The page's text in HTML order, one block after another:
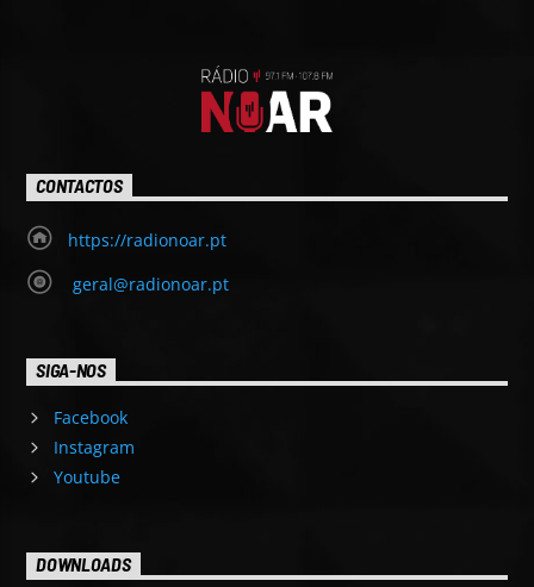
CONTACTOS
https://radionoar.pt
geral@radionoar.pt
SIGA-NOS
Facebook
Instagram
Youtube
DOWNLOADS